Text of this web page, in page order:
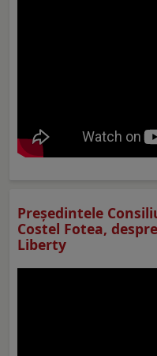
Preşedintele
Costel Fotea,
Liberty